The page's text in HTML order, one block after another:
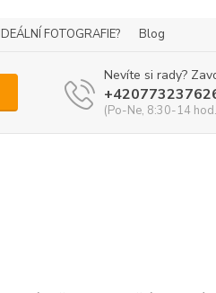
IDEÁLNÍ FOTOGRAFIE? Blog
Nevíte si rady?
(Po-Ne, 8:30-14